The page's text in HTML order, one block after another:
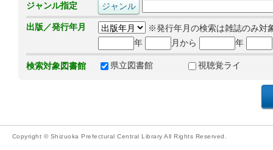
ジャンル指定
出版／発行年月
※発行年月の検索は雑誌のみ対
年
月から 年
検索対象図書館 県立図書館 視聴覚ライ
Copyright © Shizuoka Prefectural Central Library All Rights Reserved.